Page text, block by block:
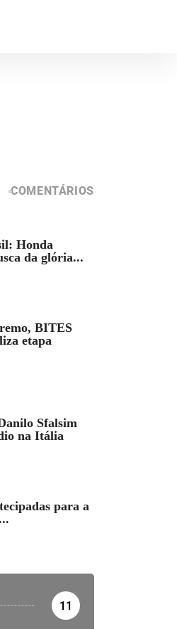
COMENTÁRIOS
Honda
da glória...
BITES
etapa
Sfalsim
na Itália
para a
11